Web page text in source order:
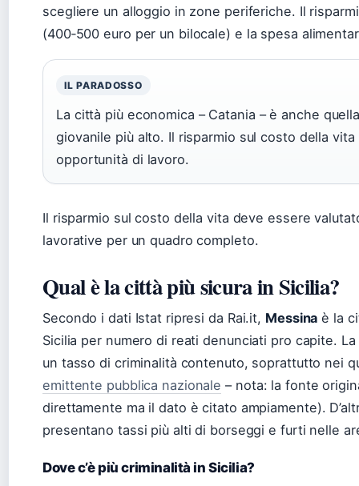
scegliere un alloggio in zone periferiche. Il
(400‑500 euro per un bilocale) e la spesa
IL PARADOSSO
La città più economica – Catania – è anche
giovanile più alto. Il risparmio sul costo della
opportunità di lavoro.
Il risparmio sul costo della vita deve essere
lavorative per un quadro completo.
Qual è la città più sicura in Sicilia?
Secondo i dati Istat ripresi da Rai.it, Messina è la
Sicilia per numero di reati denunciati pro capite.
un tasso di criminalità contenuto, soprattutto nei
emittente pubblica nazionale – nota: la fonte
direttamente ma il dato è citato ampiamente).
presentano tassi più alti di borseggi e furti nelle
Dove c’è più criminalità in Sicilia?